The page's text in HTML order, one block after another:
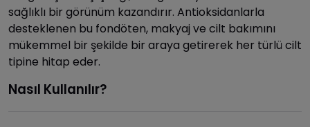
sağlıklı bir görünüm kazandırır. Antioksidanlarla
desteklenen bu fondöten, makyaj ve cilt bakımını
mükemmel bir şekilde bir araya getirerek her türlü cilt
tipine hitap eder.
Nasıl Kullanılır?